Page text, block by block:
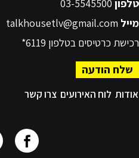
טלפון
מייל talkhousetlv@gmail.com
רכישת כרטיסים בטלפון 6119*
שלח הודעה
אודות לוח האירועים צרו קשר